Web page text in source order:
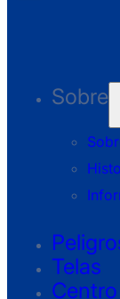
Sobre
Telas